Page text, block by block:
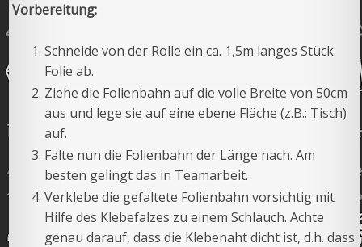
Vorbereitung:
Schneide von der Rolle ein ca. 1,5m langes Stück
Folie ab.
Ziehe die Folienbahn auf die volle Breite von 50cm
aus und lege sie auf eine ebene Fläche (z.B.: Tisch)
auf.
Falte nun die Folienbahn der Länge nach. Am
besten gelingt das in Teamarbeit.
Verklebe die gefaltete Folienbahn vorsichtig mit
Hilfe des Klebefalzes zu einem Schlauch. Achte
genau darauf, dass die Klebenaht dicht ist, d.h. dass